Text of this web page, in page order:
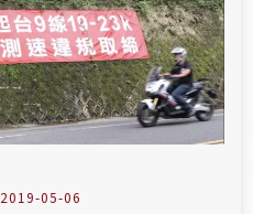
2019-05-06